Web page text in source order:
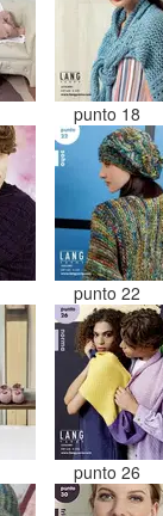
punto 18
punto 22
punto 26